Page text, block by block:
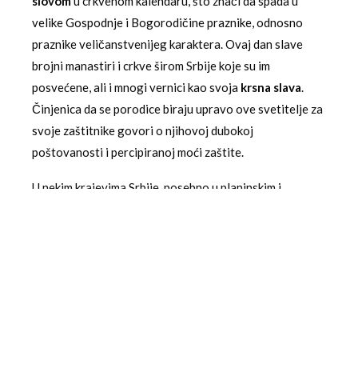
velike Gospodnje i Bogorodičine praznike, odnosno
praznike veličanstvenijeg karaktera. Ovaj dan slave
brojni manastiri i crkve širom Srbije koje su im
posvećene, ali i mnogi vernici kao svoja krsna slava.
Činjenica da se porodice biraju upravo ove svetitelje za
svoje zaštitnike govori o njihovoj dubokoj
poštovanosti i percipiranoj moći zaštite.
U nekim krajevima Srbije, posebno u planinskim i